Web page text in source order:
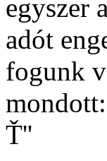
egyszer
adót
fogunk
Ť''